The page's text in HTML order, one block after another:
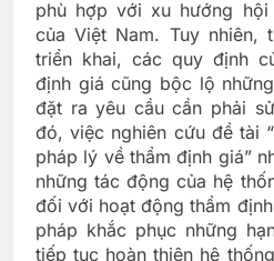
phù hợp với xu hướng
của Việt Nam. Tuy nhiên,
triển khai, các quy định
định giá cũng bộc lộ
đặt ra yêu cầu cần phải
đó, việc nghiên cứu đề tài
pháp lý về thẩm định giá”
những tác động của hệ
đối với hoạt động thẩm
pháp khắc phục những
tiếp tục hoàn thiện hệ